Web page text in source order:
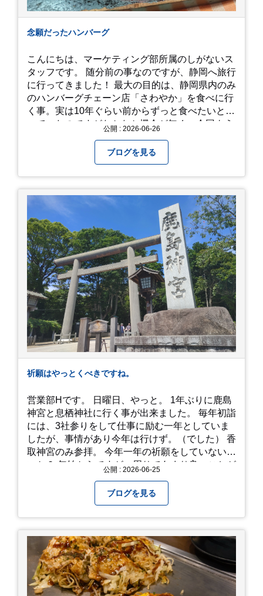
念願だったハンバーグ
こんにちは、マーケティング部所属のしがないス
タッフです。 随分前の事なのですが、静岡へ旅行
に行ってきました！ 最大の目的は、静岡県内のみ
のハンバーグチェーン店「さわやか」を食べに行
く事。実は10年ぐらい前からずっと食べたいと思
っていたのですがなかなか機会が無く、今回よう
って待機する事になったのですが、、10時頃にも
らった整理券で、お店に入れるのは12時過ぎ頃で
した。大人気とは聞いていましたがここまでと
は、、！！ 駅前ショッピングモール内の店舗だっ
たのでお買い物をしつつ待機して遂に入店。ハン
バーグはレアな焼き加減でとってもジューシーで
最高に美味しかったです！！目の前で店員さんが
カットしてくれるのもとっても良かったです。 こ
れは何個でも行けてしまう勢い、、！！！ 皆様も
静岡へ行く予定がありましたら是非とも召し上が
って見てください！予約は行っていないようなの
で、時と場合とタイミングと要相談で
す、、！！！
公開 : 2026-06-26
ブログを見る
祈願はやっとくべきですね。
営業部Hです。 日曜日、やっと。 1年ぶりに鹿島
神宮と息栖神社に行く事が出来ました。 毎年初詣
には、3社参りをして仕事に励む一年としていま
したが、事情があり今年は行けず。（でした） 香
取神宮のみ参拝。 今年一年の祈願をしていないせ
いか？ 年始からですが、周りであまり良いことが
から、あっという間に半年が過ぎやっとこさ。 3
日後のこと。不思議ですね。 気にかかる事1つ
目。友人の長期入院から退院の知らせあり！ 気に
かかる事2つ目。疎遠だった知人の訪問あり！ 気
にかかるetcが徐々に....。 気の持ちようと、タイ
ミングかもしれませんが。お宮参りはお薦めで
す。
公開 : 2026-06-25
ブログを見る